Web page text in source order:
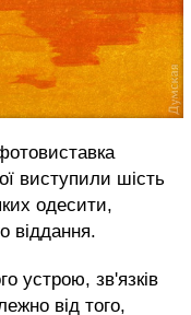
виступили шість
одесити,
віддання.
устрою, зв'язків
від того,